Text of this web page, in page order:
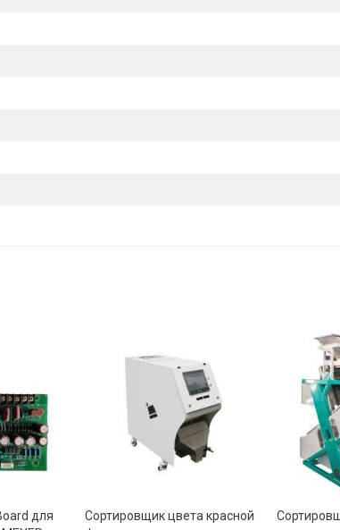
для
Сортировщик цвета красной